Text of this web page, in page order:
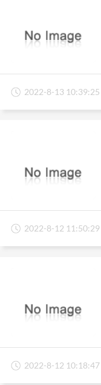
2022-8-13 10:39:25
2022-8-12 11:50:29
2022-8-12 10:18:47